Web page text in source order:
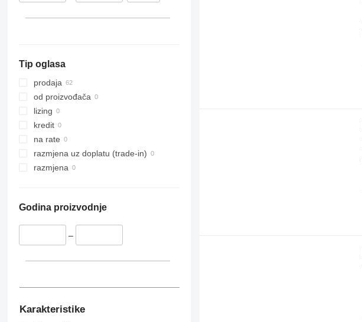
Tip oglasa
prodaja
od proizvođača
lizing
kredit
na rate
razmjena uz doplatu (trade-in)
razmjena
Godina proizvodnje
–
Karakteristike